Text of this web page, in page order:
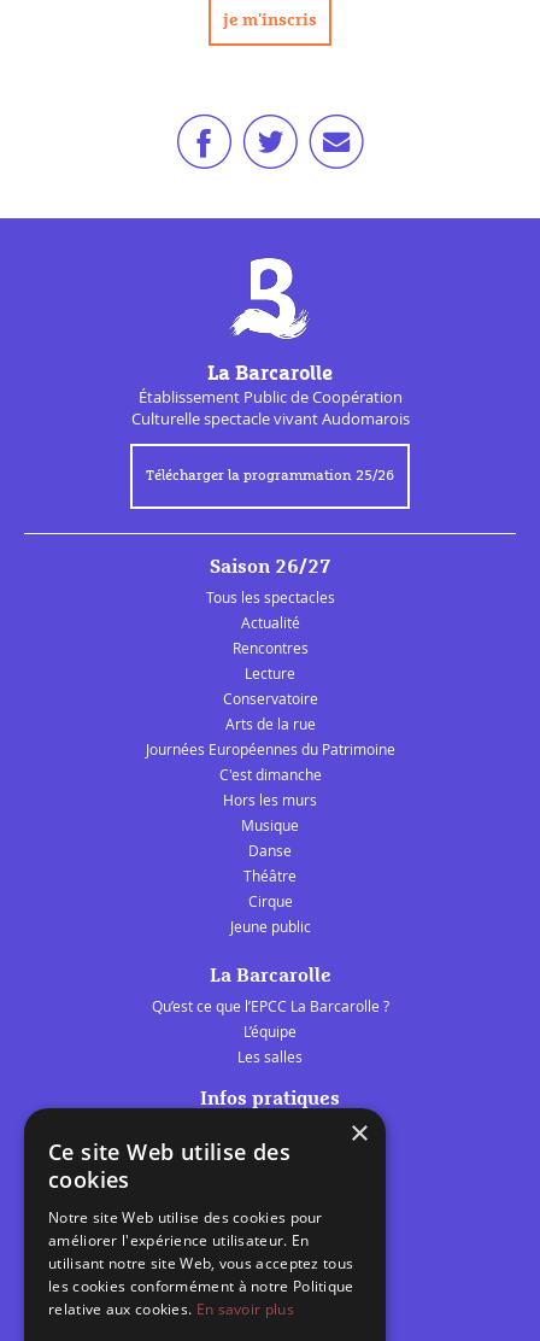
La Barcarolle
Établissement Public deCoopération
Culturellespectacle vivant Audomarois
Télécharger la programmation 25/26
Saison 26/27
Tous les spectacles
Actualité
Rencontres
Lecture
Conservatoire
Arts de la rue
Journées Européennes du Patrimoine
C'est dimanche
Hors les murs
Musique
Danse
Théâtre
Cirque
Jeune public
La Barcarolle
Qu’est ce que l’EPCC La Barcarolle ?
L’équipe
Les salles
Infos pratiques
Les belles scènes audomaroises
Calendrier
Programme des spectacles
Brèves
×
Ce site Web utilise des
cookies
Notre site Web utilise des cookies pour
améliorer l'expérience utilisateur. En
utilisant notre site Web, vous acceptez tous
les cookies conformément à notre Politique
relative aux cookies. En savoir plus